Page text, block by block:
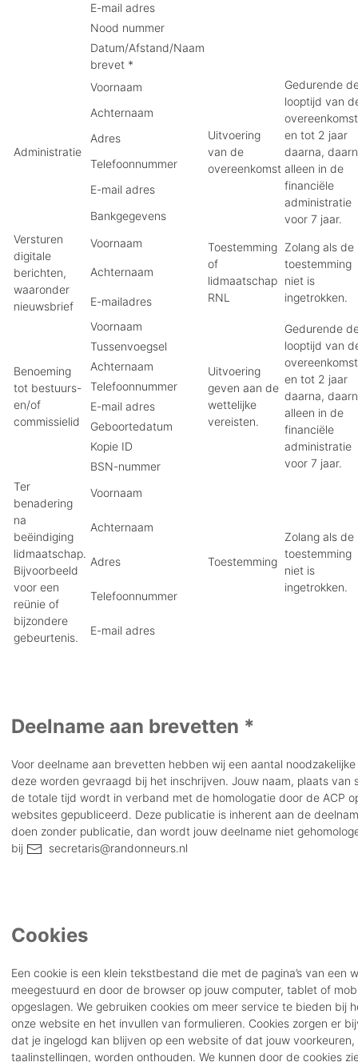
E-mail adres
Nood nummer
Datum/Afstand/Naam
brevet *
Administratie
Voornaam
Uitvoering
van de
overeenkomst
Gedurende
looptijd van
overeenkomst
en tot 2 jaar
daarna,
alleen in de
financiële
administratie
voor 7 jaar.
Achternaam
Adres
Telefoonnummer
E-mail adres
Bankgegevens
Versturen
digitale
berichten,
waaronder
nieuwsbrief
Voornaam
Toestemming
of
lidmaatschap
RNL
Zolang als de
toestemming
niet is
ingetrokken.
Achternaam
E-mailadres
Benoeming
tot bestuurs-
en/of
commissielid
Voornaam
Uitvoering
geven aan de
wettelijke
vereisten.
Gedurende
looptijd van
overeenkomst
en tot 2 jaar
daarna,
alleen in de
financiële
administratie
voor 7 jaar.
Tussenvoegsel
Achternaam
Telefoonnummer
E-mail adres
Geboortedatum
Kopie ID
BSN-nummer
Ter
benadering
na
beëindiging
lidmaatschap.
Bijvoorbeeld
voor een
reünie of
bijzondere
gebeurtenis.
Voornaam
Toestemming
Zolang als de
toestemming
niet is
ingetrokken.
Achternaam
Adres
Telefoonnummer
E-mail adres
Deelname aan brevetten *
Voor deelname aan brevetten hebben wij een aantal
deze worden gevraagd bij het inschrijven. Jouw naam, plaats van
de totale tijd wordt in verband met de homologatie door de ACP
websites gepubliceerd. Deze publicatie is inherent aan de
doen zonder publicatie, dan wordt jouw deelname niet
bij
secretaris@randonneurs.nl
Cookies
Een cookie is een klein tekstbestand die met de pagina’s van een
meegestuurd en door de browser op jouw computer, tablet of
opgeslagen. We gebruiken cookies om meer service te bieden bij
onze website en het invullen van formulieren. Cookies zorgen er
dat je ingelogd kan blijven op een website of dat jouw
taalinstellingen, worden onthouden. We kunnen door de cookies